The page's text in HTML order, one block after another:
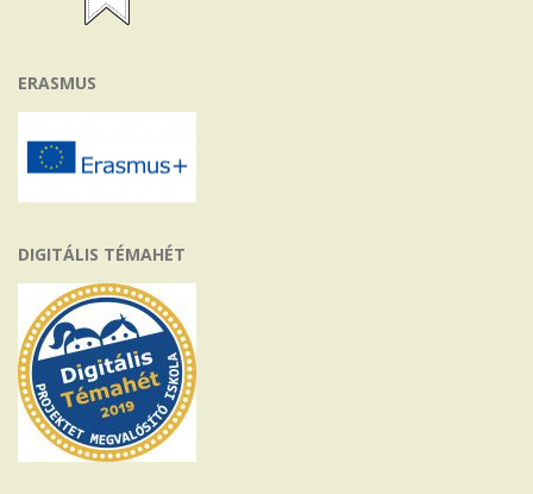
ERASMUS
DIGITÁLIS TÉMAHÉT